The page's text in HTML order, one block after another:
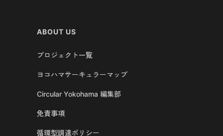
ABOUT US
プロジェクト一覧
ヨコハマサーキュラーマップ
Circular Yokohama 編集部
免責事項
循環型調達ポリシー